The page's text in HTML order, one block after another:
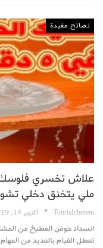
نصائح مفيدة
علاش تخسري فلوسك
ملي يتخنق دخلي
TouriaIcherem أكتوبر 14, 2019
انسداد حوض المطبخ من
تعطل القيام بالعديد من